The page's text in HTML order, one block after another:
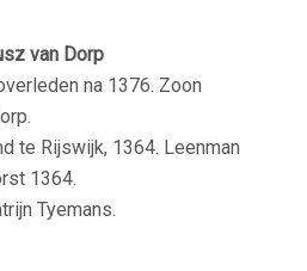
van Dorp
na 1376. Zoon
te Rijswijk, 1364. Leenman
1364.
Tyemans.